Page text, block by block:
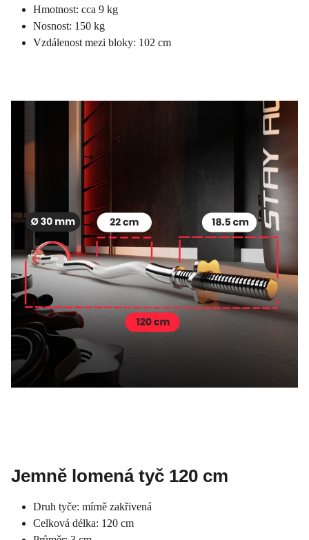
Hmotnost: cca 9 kg
Nosnost: 150 kg
Vzdálenost mezi bloky: 102 cm
Jemně lomená tyč 120 cm
Druh tyče: mírně zakřivená
Celková délka: 120 cm